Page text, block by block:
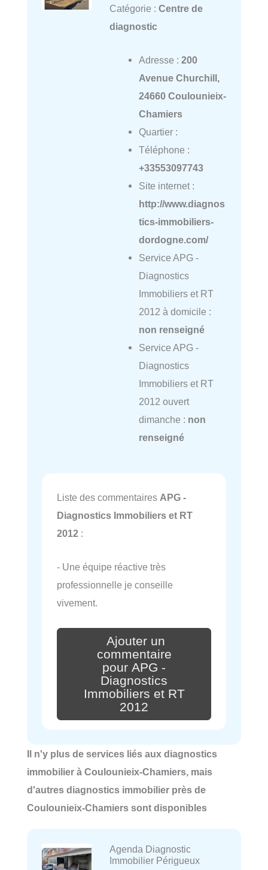
Catégorie : Centre de
diagnostic
Adresse : 200
Avenue Churchill,
24660 Coulounieix-
Chamiers
Quartier :
Téléphone :
+33553097743
Site internet :
http://www.diagnos
tics-immobiliers-
dordogne.com/
Service APG -
Diagnostics
Immobiliers et RT
2012 à domicile :
non renseigné
Service APG -
Diagnostics
Immobiliers et RT
2012 ouvert
dimanche : non
renseigné
Liste des commentaires APG -
Diagnostics Immobiliers et RT
2012 :
- Une équipe réactive très
professionnelle je conseille
vivement.
Ajouter un
commentaire
pour APG -
Diagnostics
Immobiliers et RT
2012
Il n'y plus de services liés aux diagnostics
immobilier à Coulounieix-Chamiers, mais
d'autres diagnostics immobilier près de
Coulounieix-Chamiers sont disponibles
Agenda Diagnostic
Immobilier Périgueux